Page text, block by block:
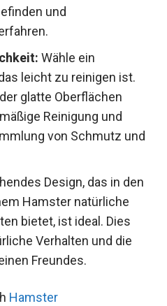
und
Wähle ein
leicht zu reinigen ist.
glatte Oberflächen
Reinigung und
von Schmutz und
Design, das in den
Hamster natürliche
bietet, ist ideal. Dies
Verhalten und die
Freundes.
Hamster